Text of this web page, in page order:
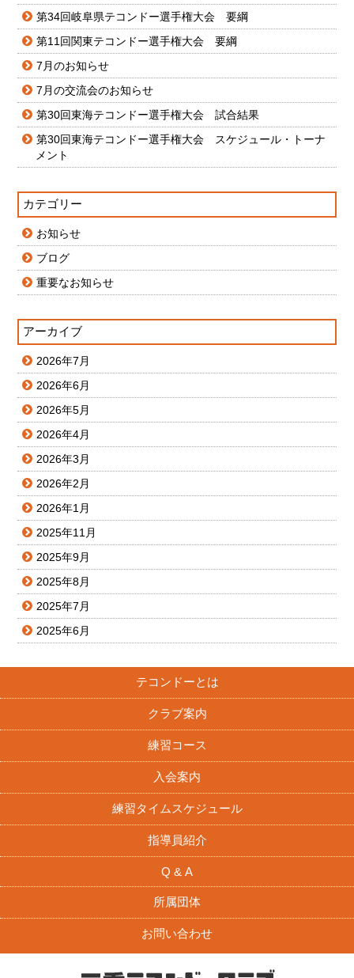
第34回岐阜県テコンドー選手権大会 要綱
第11回関東テコンドー選手権大会 要綱
7月のお知らせ
7月の交流会のお知らせ
第30回東海テコンドー選手権大会 試合結果
第30回東海テコンドー選手権大会 スケジュール・トーナ
メント
カテゴリー
お知らせ
ブログ
重要なお知らせ
アーカイブ
2026年7月
2026年6月
2026年5月
2026年4月
2026年3月
2026年2月
2026年1月
2025年11月
2025年9月
2025年8月
2025年7月
2025年6月
テコンドーとは
クラブ案内
練習コース
入会案内
練習タイムスケジュール
指導員紹介
Q & A
所属団体
お問い合わせ